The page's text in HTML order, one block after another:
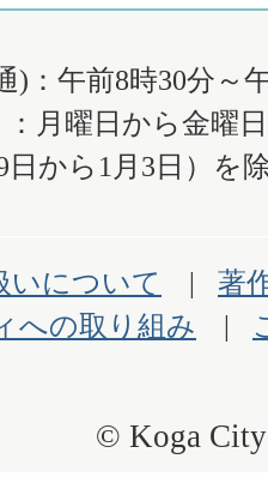
)：午前8時30分～
：月曜日から金曜
日から1月3日）を
いについて
著
への取り組み
© Koga City